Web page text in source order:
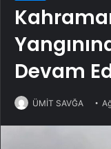
Devam
ÜMİT SAVĞA